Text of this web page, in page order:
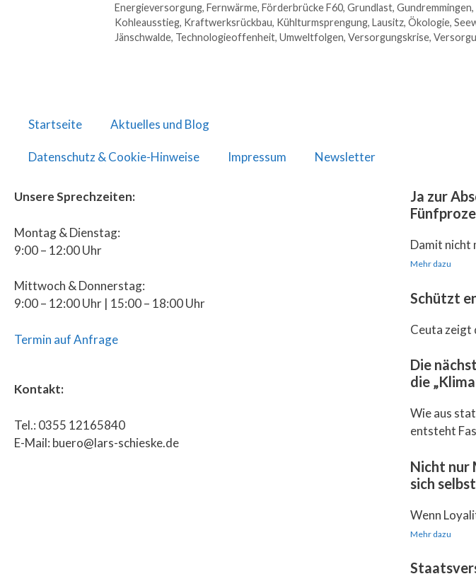
Energieversorgung, Fernwärme, Förderbrücke F60, Grundlast, Gundremmingen,
Kohleausstieg, Kraftwerksrückbau, Kühlturmsprengung, Lausitz, Ökologie,
Jänschwalde, Technologieoffenheit, Umweltfolgen, Versorgungskrise,
Startseite Aktuelles und Blog
Datenschutz & Cookie-Hinweise Impressum Newsletter
Unsere Sprechzeiten:
Montag & Dienstag:
9:00 – 12:00 Uhr
Mittwoch & Donnerstag:
9:00 – 12:00 Uhr | 15:00 – 18:00 Uhr
Termin auf Anfrage
Kontakt:
Tel.: 0355 12165840
E-Mail: buero@lars-schieske.de
Ja zur
Damit nicht
Mehr dazu
Schützt
Ceuta zeigt
Die
die
Wie aus
entsteht
Nicht nur
sich
Wenn
Mehr dazu